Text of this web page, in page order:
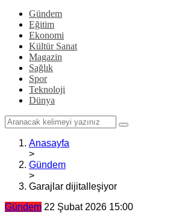
Gündem
Eğitim
Ekonomi
Kültür Sanat
Magazin
Sağlık
Spor
Teknoloji
Dünya
Anasayfa
>
Gündem
>
Garajlar dijitalleşiyor
Gündem 22 Şubat 2026 15:00